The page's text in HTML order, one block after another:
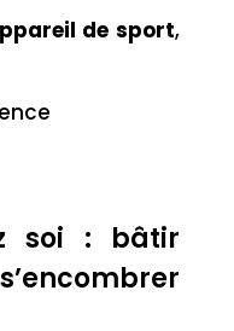
de sport,
soi : bâtir